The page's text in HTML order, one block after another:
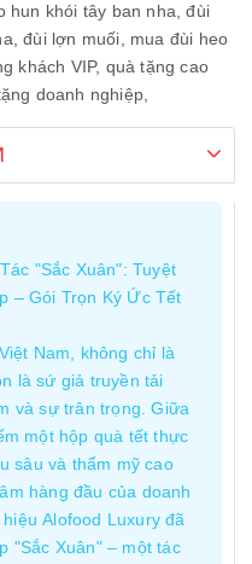
hun khói tây ban nha,đùi
đùi lợn muối, mua đùi heo
khách VIP, quà tặng cao
doanh nghiệp,
"Sắc Xuân": Tuyệt
– Gói Trọn Ký Ức Tết
Nam, không chỉ là
là sứ giả truyền tải
và sự trân trọng. Giữa
một hộp quà tết thực
sâu và thẩm mỹ cao
hàng đầu của doanh
Alofood Luxury đã
"Sắc Xuân" – một tác